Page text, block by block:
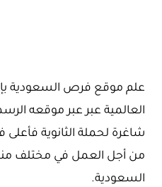
علم موقع فرص السعودية
شاغرة لحملة الثانوية
من أجل العمل في مختلف
السعودية.